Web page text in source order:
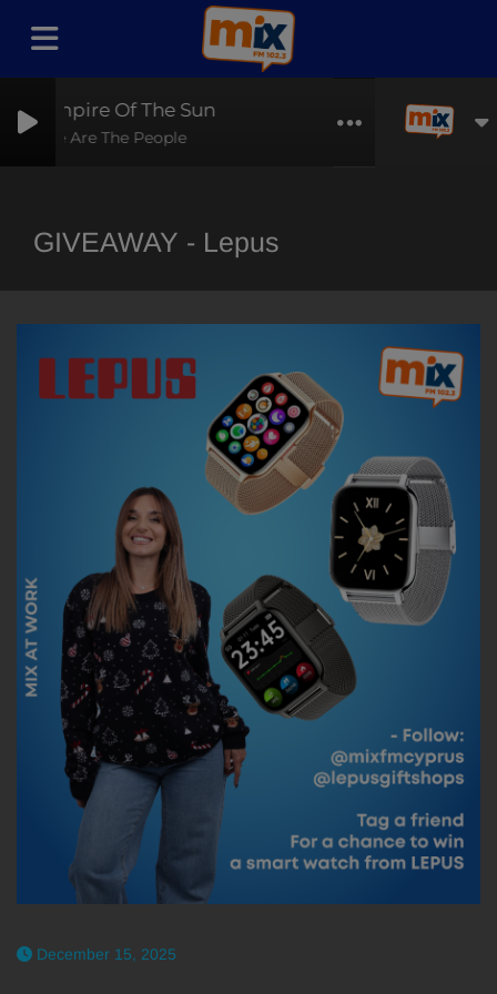
Empire Of The Sun
We Are The People
GIVEAWAY - Lepus
December 15, 2025